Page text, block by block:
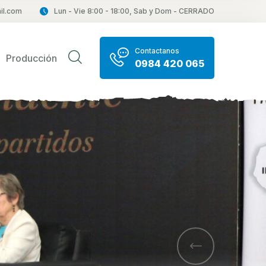
Lun - Vie 8:00 - 18:00, Sab y Dom - CERRADO
Producción
Contactanos
0984 420 065